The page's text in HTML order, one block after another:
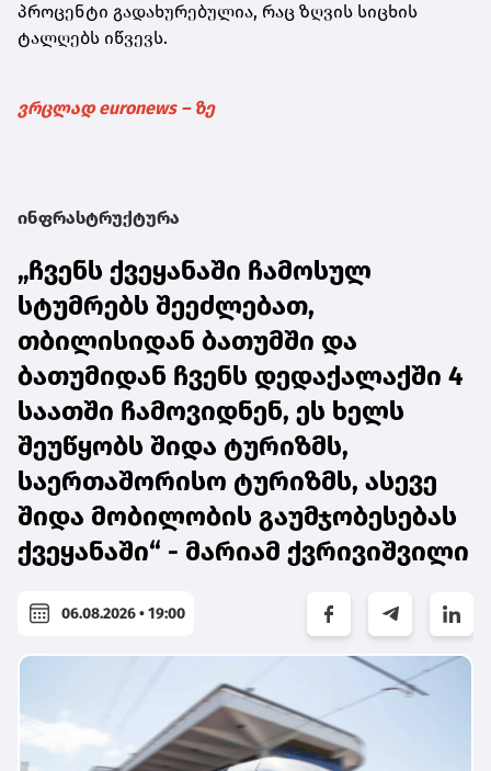
პროცენტი გადახურებულია, რაც ზღვის სიცხის
ტალღებს იწვევს.
ვრცლად euronews – ზე
ინფრასტრუქტურა
„ჩვენს ქვეყანაში ჩამოსულ
სტუმრებს შეეძლებათ,
თბილისიდან ბათუმში და
ბათუმიდან ჩვენს დედაქალაქში 4
საათში ჩამოვიდნენ, ეს ხელს
შეუწყობს შიდა ტურიზმს,
საერთაშორისო ტურიზმს, ასევე
შიდა მობილობის გაუმჯობესებას
ქვეყანაში“ - მარიამ ქვრივიშვილი
06.08.2026 • 19:00